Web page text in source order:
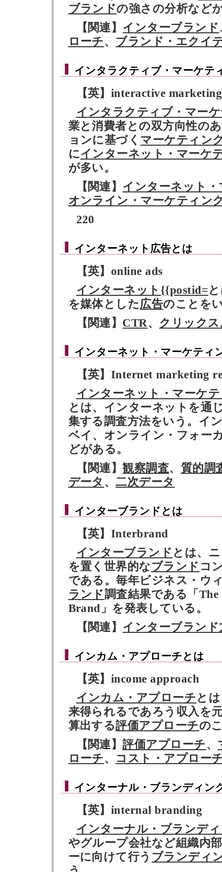
ブランドの強さの分析など
【関連】 インターブランド
ローチ 、 ブランド・エクイ
インタラクティブ・マーケテ
【英】interactive marketing
インタラクティブ・マー
業と消費者との双方向性の
ョンに基づく マーケティン
にインターネット・マーケ
が多い。
【関連】 インターネット
オンライン・マーケティン
220
インターネット広告とは
【英】online ads
インターネット{{postid=
を媒体とした広告のことを
【関連】 CTR、 クリック
インターネット・マーケティ
【英】Internet marketing
インターネット・マーケ
とは、インターネットを通
集する調査方法をいう。イ
ベイ、オンライン・フォー
どがある。
【関連】観察調査、 質的調
データ 、二次データ
インターブランド とは
【英】Interbrand
インターブランド とは、
を置く世界的なブランド コ
である。毎年ビジネス・ウ
ランド調査結果である「
Brand」を発表している。
【関連】 インターブランド
インカム・アプローチとは
【英】income approach
インカム・アプローチ と
来得られるであろう収入を
算出する評価アプローチの
【関連】評価アプローチ 、
ローチ 、 コスト・アプロー
インターナル・ブランディン
【英】internal branding
インターナル・ブランデ
やグループ会社など組織内
ーに向けて行う ブランディ